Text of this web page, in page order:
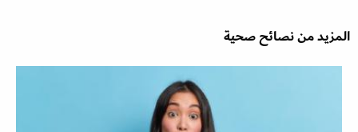
المزيد من نصائح صحية